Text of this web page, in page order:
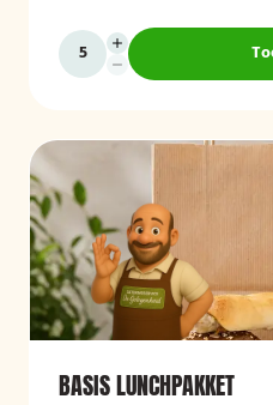
BASIS LUNCHPAKKET